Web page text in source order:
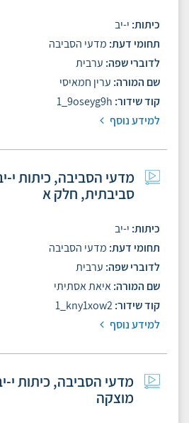
כיתות י-יב
תחומי דעת מדעי הסביבה
לדוברי שפה ערבית
שם המורה ערין חמאיסי
קוד שידור 1_9oseyg9h
למידע נוסף
מדעי הסביבה, כיתות י-
סביבתית, חלק א
כיתות י-יב
תחומי דעת מדעי הסביבה
לדוברי שפה ערבית
שם המורהאיאת אסתיתי
קוד שידור1_kny1xow2
למידע נוסף
מדעי הסביבה, כיתות י-
מוצקה